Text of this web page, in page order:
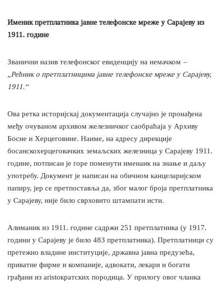
Именик претплатника јавне телефонске мреже у Сарајеву из
1911. године
Званични назив телефонског евиденцију на немачком –
„Рећник о претплатницима јавне телефонске мреже у Сарајеву,
1911.“
Ова ретка историјскај документација случајно је пронађена
међу очуваном архивом железничког саобраћаја у Архиву
Босне и Херцеговине. Наиме, на адресу дирекције
босанскохерцеговачких земаљских железница у Сарајеву 1911.
године, потписан је горе поменути именаик на знање и даљу
употребу. Документ је написан на обичном канцеларијском
папиру, јер се претпоставља да, због малог броја претплатника
у Сарајеву, није било сврховито штампати исти.
Алиманик из 1911. године садржи 251 претплатника (у 1917.
години у Сарајеву је било 483 претплатника). Претплатници су
претежно владине институције, државна јавна предузећа,
приватне фирме и компаније, адвокати, лекари и богати
грађани из aristократских породица. У прилогу овог чланка